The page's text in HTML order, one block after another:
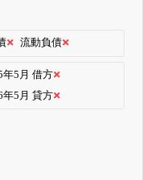
流動負債
年5月 借方
年5月 貸方